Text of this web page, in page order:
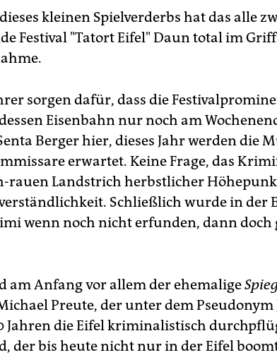
kleinen Spielverderbs hat das alle
Festival "Tatort Eifel" Daun total im
sorgen dafür, dass die
Eisenbahn nur noch am
Berger hier, dieses Jahr werden die
erwartet. Keine Frage, das
rauen Landstrich herbstlicher
Schließlich wurde in der
wenn noch nicht erfunden, dann doch
am Anfang vor allem der ehemalige
Preute, der unter dem Pseudonym
Jahren die Eifel kriminalistisch
der bis heute nicht nur in der Eifel